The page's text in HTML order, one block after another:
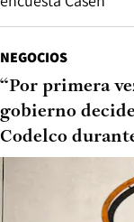
NEGOCIOS
“Por primera
gobierno
Codelco